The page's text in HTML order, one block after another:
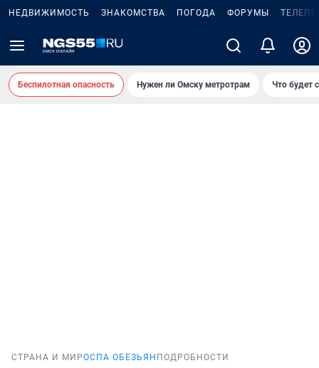
НЕДВИЖИМОСТЬ ЗНАКОМСТВА ПОГОДА ФОРУМЫ
Беспилотная опасность Нужен ли Омску метротрам Что будет
СТРАНА И МИРОСПА ОБЕЗЬЯН ПОДРОБНОСТИ